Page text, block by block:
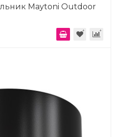
Maytoni Outdoor